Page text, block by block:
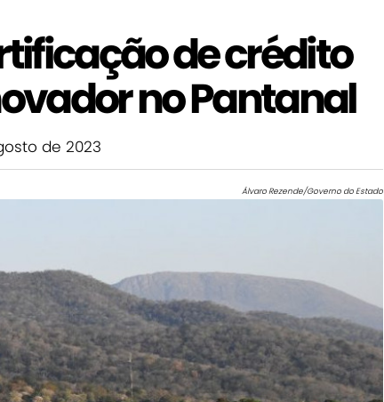
de crédito
no Pantanal
de 2023
Álvaro Rezende/Governo do Estado